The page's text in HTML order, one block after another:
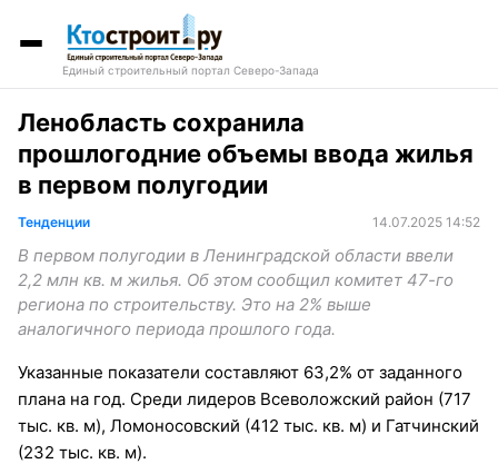
Единый строительный портал Северо-Запада
Ленобласть сохранила
прошлогодние объемы ввода жилья
в первом полугодии
Тенденции 14.07.2025 14:52
В первом полугодии в Ленинградской области ввели
2,2 млн кв. м жилья. Об этом сообщил комитет 47-го
региона по строительству. Это на 2% выше
аналогичного периода прошлого года.
Указанные показатели составляют 63,2% от заданного
плана на год. Среди лидеров Всеволожский район (717
тыс. кв. м), Ломоносовский (412 тыс. кв. м) и Гатчинский
(232 тыс. кв. м).